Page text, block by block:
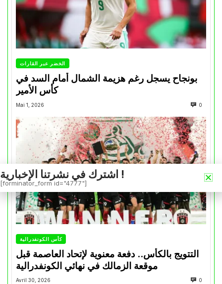
الخضر عبر القارات
بونجاح يسجل رغم هزيمة الشمال أمام السد في
كأس الأمير
Mai 1, 2026 0
كأس الكونفدرالية
التتويج بالكأس.. دفعة معنوية لإتحاد العاصمة قبل
موقعة الزمالك في نهائي الكونفدرالية
Avril 30, 2026 0
اشترك في نشرتنا الإخبارية !
[forminator_form id="4777"]